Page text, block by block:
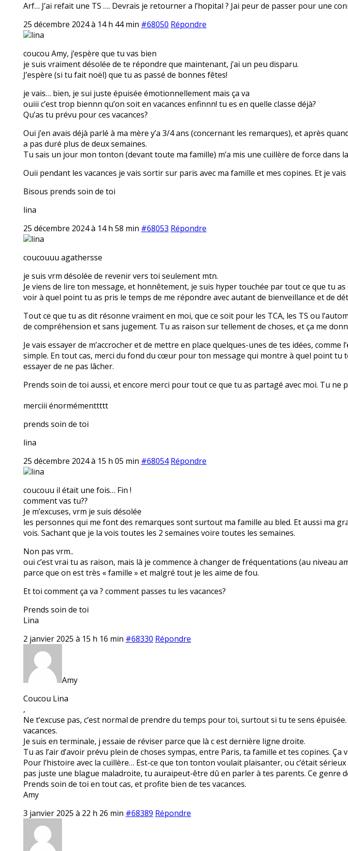
Arf… J’ai refait une TS …. Devrais je retourner a l’hopital ? Jai peur de passer pour une
25 décembre 2024 à 14 h 44 min #68050 Répondre
lina
coucou Amy, j’espère que tu vas bien
je suis vraiment désolée de te répondre que maintenant, j’ai un peu disparu.
J’espère (si tu fait noël) que tu as passé de bonnes fêtes!
je vais… bien, je sui juste épuisée émotionnellement mais ça va
ouiii c’est trop biennn qu’on soit en vacances enfinnn! tu es en quelle classe déjà?
Qu’as tu prévu pour ces vacances?
Oui j’en avais déjà parlé à ma mère y’a 3/4 ans (concernant les remarques), et après
a pas duré plus de deux semaines.
Tu sais un jour mon tonton (devant toute ma famille) m’a mis une cuillère de force dans
Ouii pendant les vacances je vais sortir sur paris avec ma famille et mes copines. Et je
Bisous prends soin de toi
lina
25 décembre 2024 à 14 h 58 min #68053 Répondre
lina
coucouuu agathersse
je suis vrm désolée de revenir vers toi seulement mtn.
Je viens de lire ton message, et honnêtement, je suis hyper touchée par tout ce que tu
voir à quel point tu as pris le temps de me répondre avec autant de bienveillance et de
Tout ce que tu as dit résonne vraiment en moi, que ce soit pour les TCA, les TS ou
de compréhension et sans jugement. Tu as raison sur tellement de choses, et ça me
Je vais essayer de m’accrocher et de mettre en place quelques-unes de tes idées, comme
simple. En tout cas, merci du fond du cœur pour ton message qui montre à quel point tu
essayer de ne pas lâcher.
Prends soin de toi aussi, et encore merci pour tout ce que tu as partagé avec moi. Tu ne
merciii énormémenttttt
prends soin de toi
lina
25 décembre 2024 à 15 h 05 min #68054 Répondre
lina
coucouu il était une fois… Fin !
comment vas tu??
Je m’excuses, vrm je suis désolée
les personnes qui me font des remarques sont surtout ma famille au bled. Et aussi ma
vois. Sachant que je la vois toutes les 2 semaines voire toutes les semaines.
Non pas vrm..
oui c’est vrai tu as raison, mais là je commence à changer de fréquentations (au niveau
parce que on est très « famille » et malgré tout je les aime de fou.
Et toi comment ça va ? comment passes tu les vacances?
Prends soin de toi
Lina
2 janvier 2025 à 15 h 16 min #68330 Répondre
Amy
Coucou Lina
,
Ne t’excuse pas, c’est normal de prendre du temps pour toi, surtout si tu te sens
vacances.
Je suis en terminale, j essaie de réviser parce que là c est dernière ligne droite.
Tu as l’air d’avoir prévu plein de choses sympas, entre Paris, ta famille et tes copines. Ça
Pour l’histoire avec la cuillère… Est-ce que ton tonton voulait plaisanter, ou c’était
pas juste une blague maladroite, tu auraipeut-être dû en parler à tes parents. Ce genre
Prends soin de toi en tout cas, et profite bien de tes vacances.
Amy
3 janvier 2025 à 22 h 26 min #68389 Répondre